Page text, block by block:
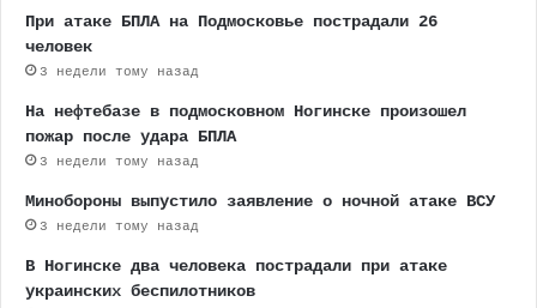
При атаке БПЛА на Подмосковье пострадали 26
человек
3 недели тому назад
На нефтебазе в подмосковном Ногинске произошел
пожар после удара БПЛА
3 недели тому назад
Минобороны выпустило заявление о ночной атаке ВСУ
3 недели тому назад
В Ногинске два человека пострадали при атаке
украинских беспилотников